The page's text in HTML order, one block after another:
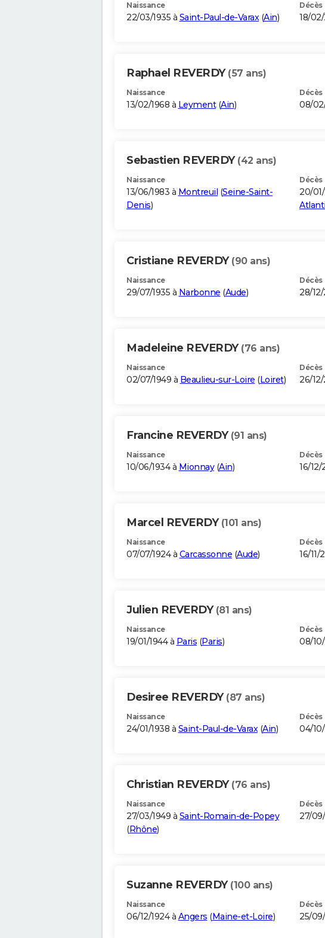
Naissance
22/03/1935 à Saint-Paul-de-Varax(Ain)
Décès
18/
Raphael REVERDY (57 ans)
Naissance
13/02/1968 à Leyment(Ain)
Décès
08/
Sebastien REVERDY (42 ans)
Naissance
13/06/1983 à Montreuil (Seine-Saint-
Denis)
Décès
20/
Cristiane REVERDY (90 ans)
Naissance
29/07/1935 à Narbonne (Aude)
Décès
28/
Madeleine REVERDY (76 ans)
Naissance
02/07/1949 à Beaulieu-sur-Loire (Loiret)
Décès
26/
Francine REVERDY (91 ans)
Naissance
10/06/1934 à Mionnay(Ain)
Décès
16/12/
Marcel REVERDY (101 ans)
Naissance
07/07/1924 à Carcassonne (Aude)
Décès
16/11/
Julien REVERDY (81 ans)
Naissance
19/01/1944 à Paris (Paris)
Décès
08/
Desiree REVERDY (87 ans)
Naissance
24/01/1938 à Saint-Paul-de-Varax(Ain)
Décès
04/
Christian REVERDY (76 ans)
Naissance
27/03/1949 à Saint-Romain-de-Popey
(Rhône)
Décès
27/
Suzanne REVERDY (100 ans)
Naissance
06/12/1924 à Angers (Maine-et-Loire)
Décès
25/